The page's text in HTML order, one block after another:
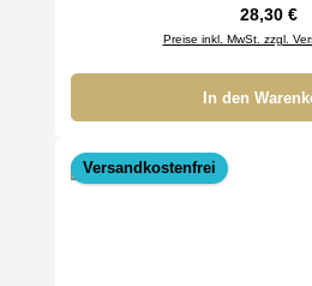
28,30 €
Preise inkl. MwSt. zzgl.
In den
Versandkostenfrei